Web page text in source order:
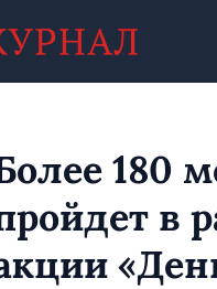
180
в